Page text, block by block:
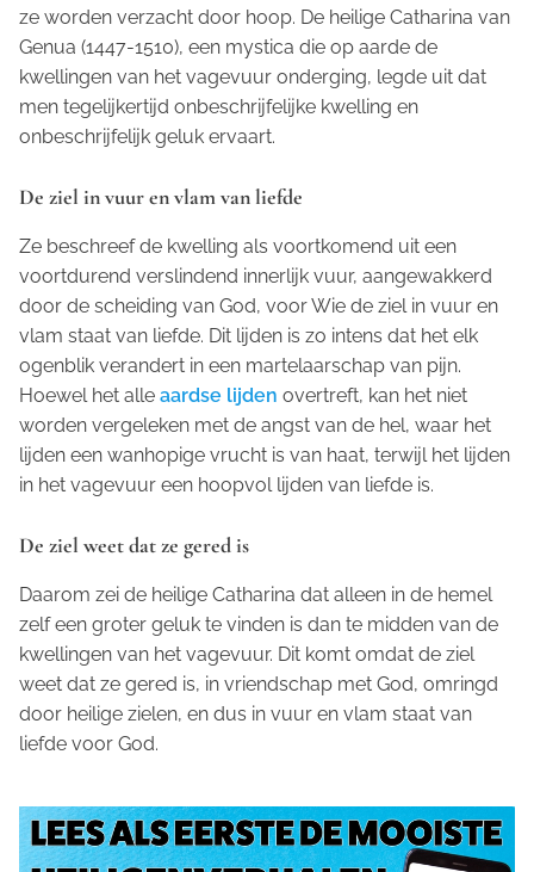
ze worden verzacht door hoop. De heilige Catharina van
Genua (1447-1510), een mystica die op aarde de
kwellingen van het vagevuur onderging, legde uit dat
men tegelijkertijd onbeschrijfelijke kwelling en
onbeschrijfelijk geluk ervaart.
De ziel in vuur en vlam van liefde
Ze beschreef de kwelling als voortkomend uit een
voortdurend verslindend innerlijk vuur, aangewakkerd
door de scheiding van God, voor Wie de ziel in vuur en
vlam staat van liefde. Dit lijden is zo intens dat het elk
ogenblik verandert in een martelaarschap van pijn.
Hoewel het alle aardse lijden overtreft, kan het niet
worden vergeleken met de angst van de hel, waar het
lijden een wanhopige vrucht is van haat, terwijl het lijden
in het vagevuur een hoopvol lijden van liefde is.
De ziel weet dat ze gered is
Daarom zei de heilige Catharina dat alleen in de hemel
zelf een groter geluk te vinden is dan te midden van de
kwellingen van het vagevuur. Dit komt omdat de ziel
weet dat ze gered is, in vriendschap met God, omringd
door heilige zielen, en dus in vuur en vlam staat van
liefde voor God.